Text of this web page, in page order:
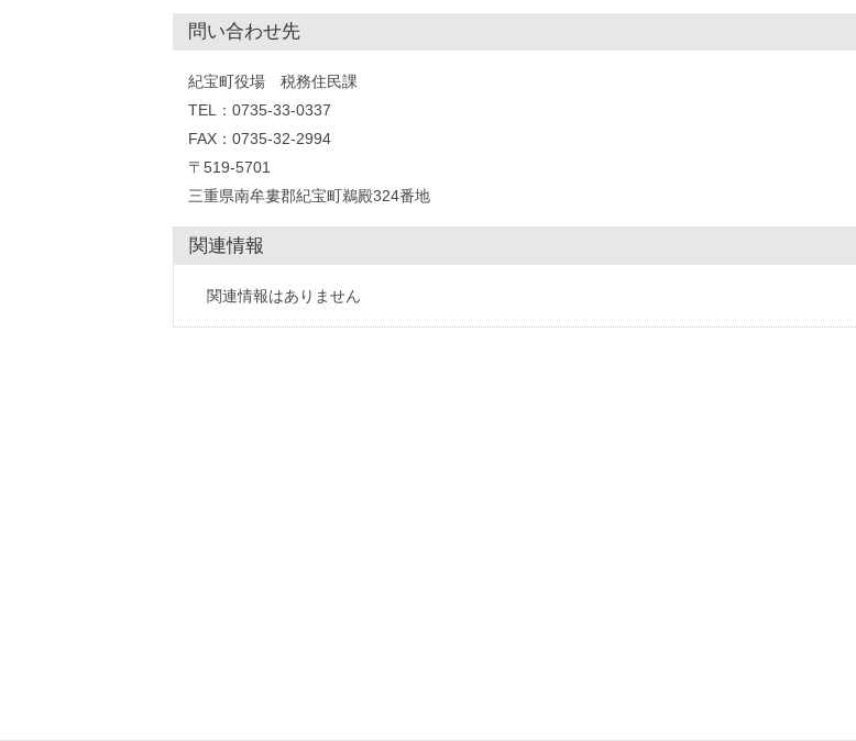
問い合わせ先
紀宝町役場 税務住民課
TEL：0735-33-0337
FAX：0735-32-2994
〒519-5701
三重県南牟婁郡紀宝町鵜殿324番地
関連情報
関連情報はありません